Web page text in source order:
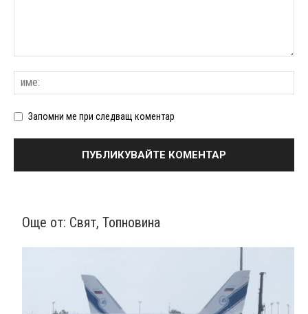
Запомни ме при следващ коментар
Още от: Свят, Топновина